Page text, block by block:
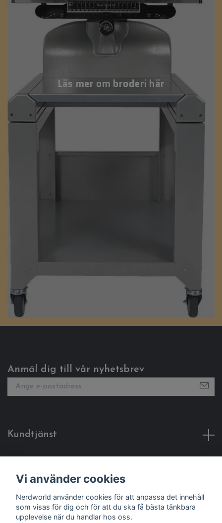
Läs mer om broderi här
Anmäl dig till vår nyhetsbrev
Kundtjänst
Sociala medier
Vi använder cookies
Nerdworld använder cookies för att anpassa det innehåll
som visas för dig och för att du ska få bästa tänkbara
upplevelse när du handlar hos oss.